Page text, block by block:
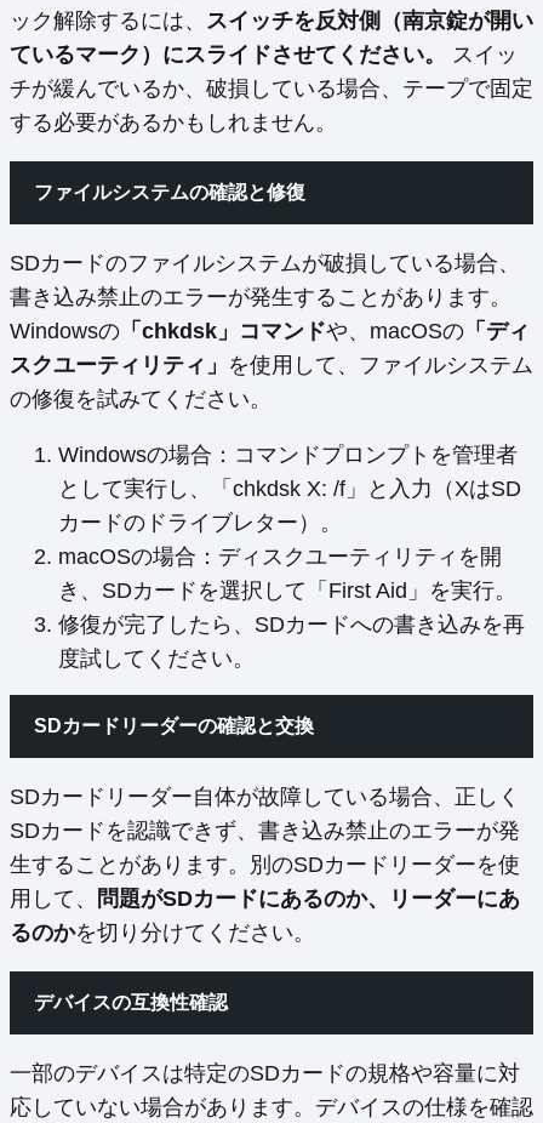
ック解除するには、 スイッチを反対側（南京錠が開い
ているマーク）にスライドさせてください。
スイッ
チが緩んでいるか、破損している場合、テープで固定
する必要があるかもしれません。
ファイルシステムの確認と修復
SDカードのファイルシステムが破損している場合、
書き込み禁止のエラーが発生することがあります。
Windowsの 「chkdsk」コマンドや、macOSの 「ディ
スクユーティリティ」 を使用して、ファイルシステム
の修復を試みてください。
Windowsの場合：コマンドプロンプトを管理者
として実行し、「chkdsk X: /f」と入力（XはSD
カードのドライブレター）。
macOSの場合：ディスクユーティリティを開
き、SDカードを選択して「First Aid」を実行。
修復が完了したら、SDカードへの書き込みを再
度試してください。
SDカードリーダーの確認と交換
SDカードリーダー自体が故障している場合、正しく
SDカードを認識できず、書き込み禁止のエラーが発
生することがあります。別のSDカードリーダーを使
用して、
問題がSDカードにあるのか、リーダーにあ
るのかを切り分けてください。
デバイスの互換性確認
一部のデバイスは特定のSDカードの規格や容量に対
応していない場合があります。デバイスの仕様を確認